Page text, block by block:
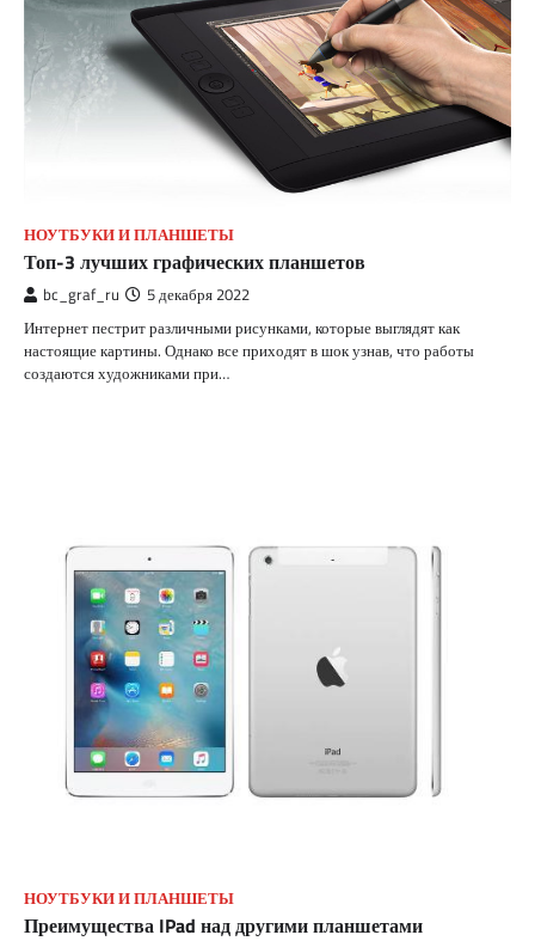
НОУТБУКИ И ПЛАНШЕТЫ
Топ-3 лучших графических планшетов
bc_graf_ru 5 декабря 2022
Интернет пестрит различными рисунками, которые выглядят как
настоящие картины. Однако все приходят в шок узнав, что работы
создаются художниками при…
НОУТБУКИ И ПЛАНШЕТЫ
Преимущества IPad над другими планшетами